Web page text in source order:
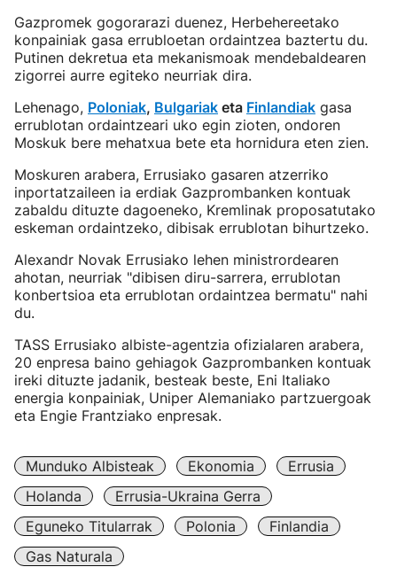
Gazpromek gogorarazi duenez, Herbehereetako
konpainiak gasa errubloetan ordaintzea baztertu du.
Putinen dekretua eta mekanismoak mendebaldearen
zigorrei aurre egiteko neurriak dira.
Lehenago, Poloniak, Bulgariak eta Finlandiak gasa
errublotan ordaintzeari uko egin zioten, ondoren
Moskuk bere mehatxua bete eta hornidura eten zien.
Moskuren arabera, Errusiako gasaren atzerriko
inportatzaileen ia erdiak Gazprombanken kontuak
zabaldu dituzte dagoeneko, Kremlinak proposatutako
eskeman ordaintzeko, dibisak errublotan bihurtzeko.
Alexandr Novak Errusiako lehen ministrordearen
ahotan, neurriak "dibisen diru-sarrera, errublotan
konbertsioa eta errublotan ordaintzea bermatu" nahi
du.
TASS Errusiako albiste-agentzia ofizialaren arabera,
20 enpresa baino gehiagok Gazprombanken kontuak
ireki dituzte jadanik, besteak beste, Eni Italiako
energia konpainiak, Uniper Alemaniako partzuergoak
eta Engie Frantziako enpresak.
Munduko Albisteak Ekonomia
Errusia
Holanda
Errusia-Ukraina Gerra
Eguneko Titularrak
Polonia
Finlandia
Gas Naturala